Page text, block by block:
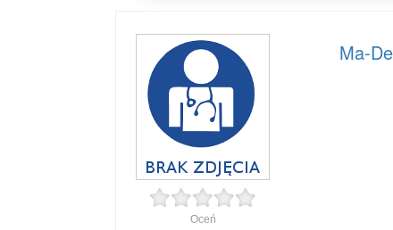
Oceń
Ma-